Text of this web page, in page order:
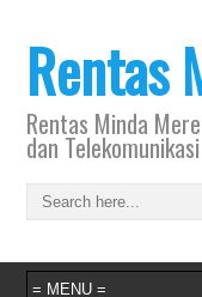
Rentas
Rentas Minda
dan Telekomunikasi